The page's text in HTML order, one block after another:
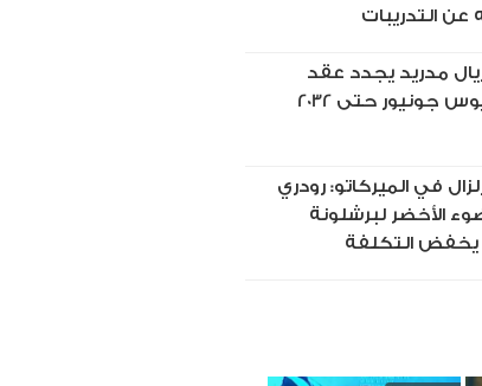
عن التدريبات
مدريد يجدد عقد
جونيور حتى 2032
في الميركاتو: رودري
الأخضر لبرشلونة
التكلفة